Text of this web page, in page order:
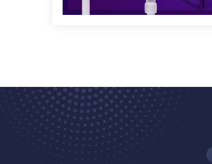
Rotavirüs
13/01/2021 - Türk Pediatri Kurumu TV
Fark Edemediğimiz İshal “Sükraz-
İzomaltaz Eksikliği”
24/12/2020 - Türk Pediatri Kurumu TV